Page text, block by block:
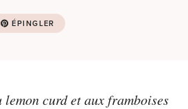
ÉPINGLER
lemon curd et aux framboises